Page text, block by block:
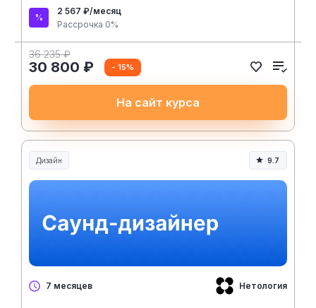
2 567 ₽/месяц
Рассрочка 0%
36 235 ₽
30 800 ₽ - 15%
На сайт курса
Дизайн 9.7
7 месяцев Нетология